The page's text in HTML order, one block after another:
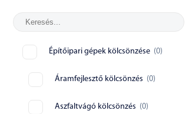
Építőipari gépek kölcsönzése (0)
Áramfejlesztő kölcsönzés (0)
Aszfaltvágó kölcsönzés (0)